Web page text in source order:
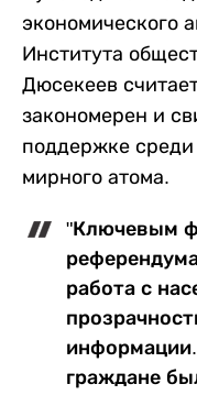
экономического
Института
Дюсекеев
закономерен и
поддержке среди
мирного атома.
"Ключевым
работа с
граждане